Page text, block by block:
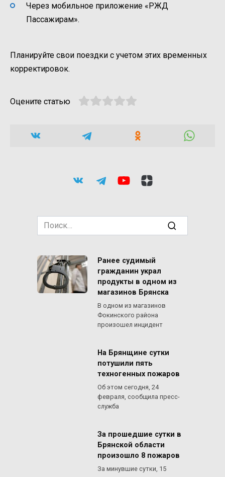
Через мобильное приложение «РЖД
Пассажирам».
Планируйте свои поездки с учетом этих временных
корректировок.
Оцените статью
Search
for:
Ранее судимый
гражданин украл
продукты в одном из
магазинов Брянска
В одном из магазинов
Фокинского района
произошел инцидент
На Брянщине сутки
потушили пять
техногенных пожаров
Об этом сегодня, 24
февраля, сообщила пресс-
служба
За прошедшие сутки в
Брянской области
произошло 8 пожаров
За минувшие сутки, 15